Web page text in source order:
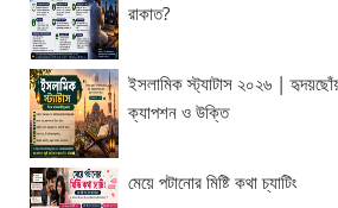
রাকাত?
ইসলামিক স্ট্যাটাস ২০২৬ |
ক্যাপশন ও উক্তি
মেয়ে পটানোর মিষ্টি কথা চ্যাটিং